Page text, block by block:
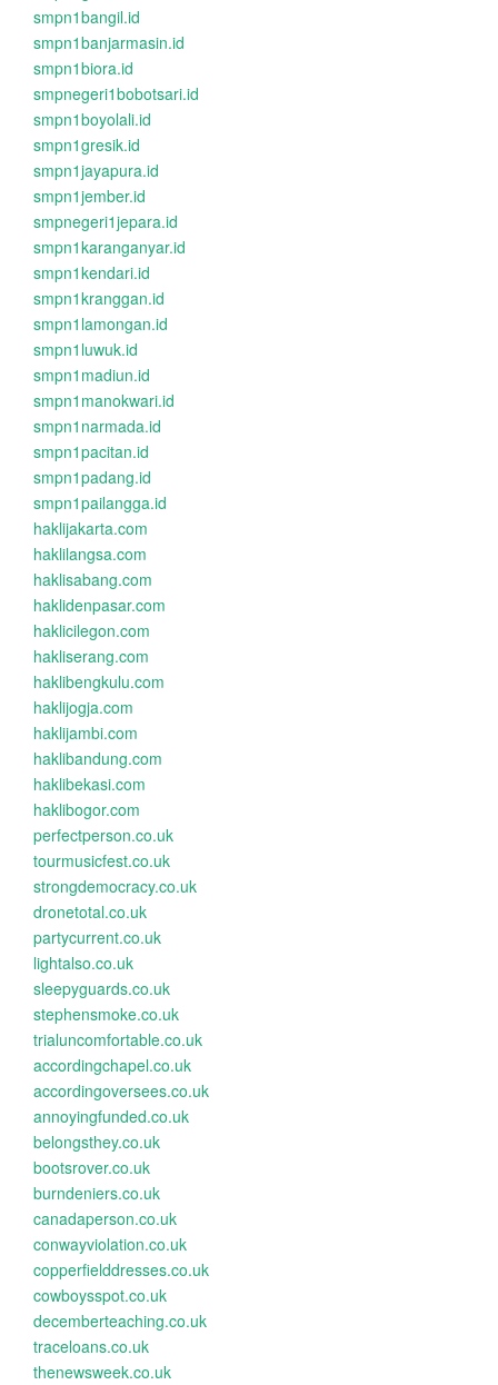
smpn1bangil.id
smpn1banjarmasin.id
smpn1biora.id
smpnegeri1bobotsari.id
smpn1boyolali.id
smpn1gresik.id
smpn1jayapura.id
smpn1jember.id
smpnegeri1jepara.id
smpn1karanganyar.id
smpn1kendari.id
smpn1kranggan.id
smpn1lamongan.id
smpn1luwuk.id
smpn1madiun.id
smpn1manokwari.id
smpn1narmada.id
smpn1pacitan.id
smpn1padang.id
smpn1pailangga.id
haklijakarta.com
haklilangsa.com
haklisabang.com
haklidenpasar.com
haklicilegon.com
hakliserang.com
haklibengkulu.com
haklijogja.com
haklijambi.com
haklibandung.com
haklibekasi.com
haklibogor.com
perfectperson.co.uk
tourmusicfest.co.uk
strongdemocracy.co.uk
dronetotal.co.uk
partycurrent.co.uk
lightalso.co.uk
sleepyguards.co.uk
stephensmoke.co.uk
trialuncomfortable.co.uk
accordingchapel.co.uk
accordingoversees.co.uk
annoyingfunded.co.uk
belongsthey.co.uk
bootsrover.co.uk
burndeniers.co.uk
canadaperson.co.uk
conwayviolation.co.uk
copperfielddresses.co.uk
cowboysspot.co.uk
decemberteaching.co.uk
traceloans.co.uk
thenewsweek.co.uk